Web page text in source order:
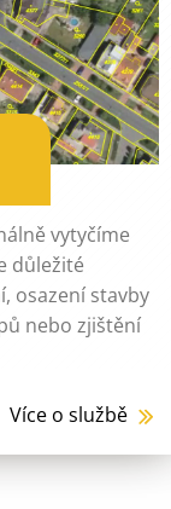
vytyčíme
důležité
osazení stavby
nebo zjištění
Více o službě